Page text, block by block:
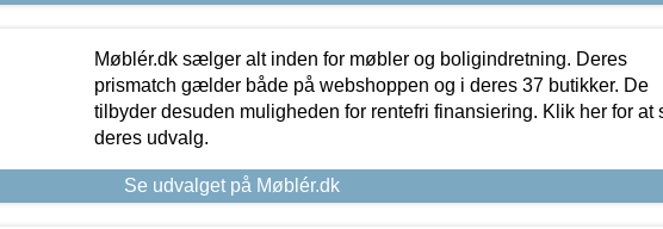
Møblér.dk sælger alt inden for møbler og boligindretning. Deres
prismatch gælder både på webshoppen og i deres 37 butikker. De
tilbyder desuden muligheden for rentefri finansiering. Klik her for at
deres udvalg.
Se udvalget på Møblér.dk